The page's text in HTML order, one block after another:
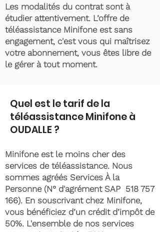
Les modalités du contrat sont à
étudier attentivement. L’offre de
téléassistance Minifone est sans
engagement, c'est vous qui maîtrisez
votre abonnement, vous êtes libre de
le gérer à tout moment.
Quel est le tarif de la
téléassistance Minifone à
OUDALLE ?
Minifone est le moins cher des
services de téléassistance. Nous
sommes agréés Services À la
Personne (N° d'agrément SAP 518 757
166). En souscrivant chez Minifone,
vous bénéficiez d’un crédit d’impôt de
50%. L'ensemble de nos services